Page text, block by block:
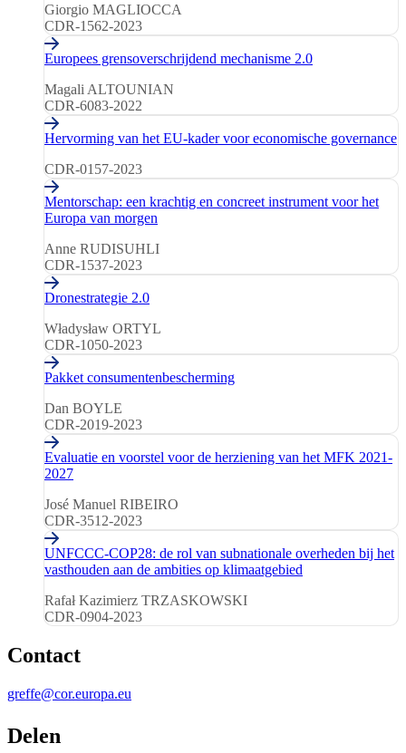
Giorgio MAGLIOCCA
CDR-1562-2023
Europees grensoverschrijdend mechanisme 2.0
Magali ALTOUNIAN
CDR-6083-2022
Hervorming van het EU-kader voor economische governance
CDR-0157-2023
Mentorschap: een krachtig en concreet instrument voor het
Europa van morgen
Anne RUDISUHLI
CDR-1537-2023
Dronestrategie 2.0
Władysław ORTYL
CDR-1050-2023
Pakket consumentenbescherming
Dan BOYLE
CDR-2019-2023
Evaluatie en voorstel voor de herziening van het MFK 2021-
2027
José Manuel RIBEIRO
CDR-3512-2023
UNFCCC-COP28: de rol van subnationale overheden bij het
vasthouden aan de ambities op klimaatgebied
Rafał Kazimierz TRZASKOWSKI
CDR-0904-2023
Contact
greffe@cor.europa.eu
Delen